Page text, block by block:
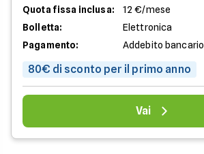
Quota fissa inclusa:
12 €/mese
Bolletta:
Elettronica
Pagamento:
Addebito bancario
80€ di sconto per il primo anno
Vai